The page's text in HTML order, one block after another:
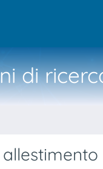
di